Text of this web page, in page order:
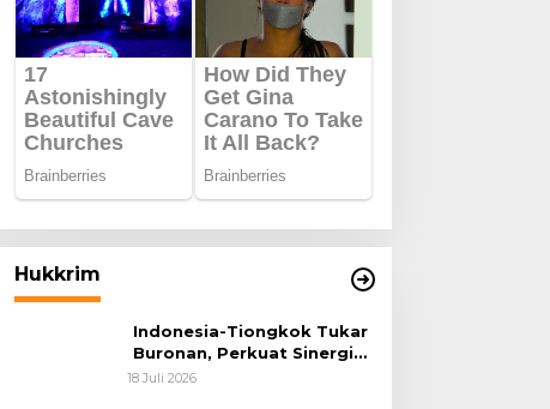
Hukkrim
Indonesia-Tiongkok Tukar
Buronan, Perkuat Sinergi
Penegakan Hukum Lintas
18 Juli 2026